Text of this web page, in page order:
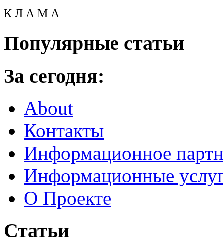
К Л А М А
Популярные статьи
За сегодня:
About
Контакты
Информационное
Информационные
О Проекте
Статьи